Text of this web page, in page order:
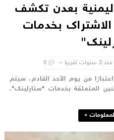
بعدن تكشف
بخدمات
0
من يوم الأحد القادم، سيتم
المتعلقة بخدمات "ستارلينك".
»